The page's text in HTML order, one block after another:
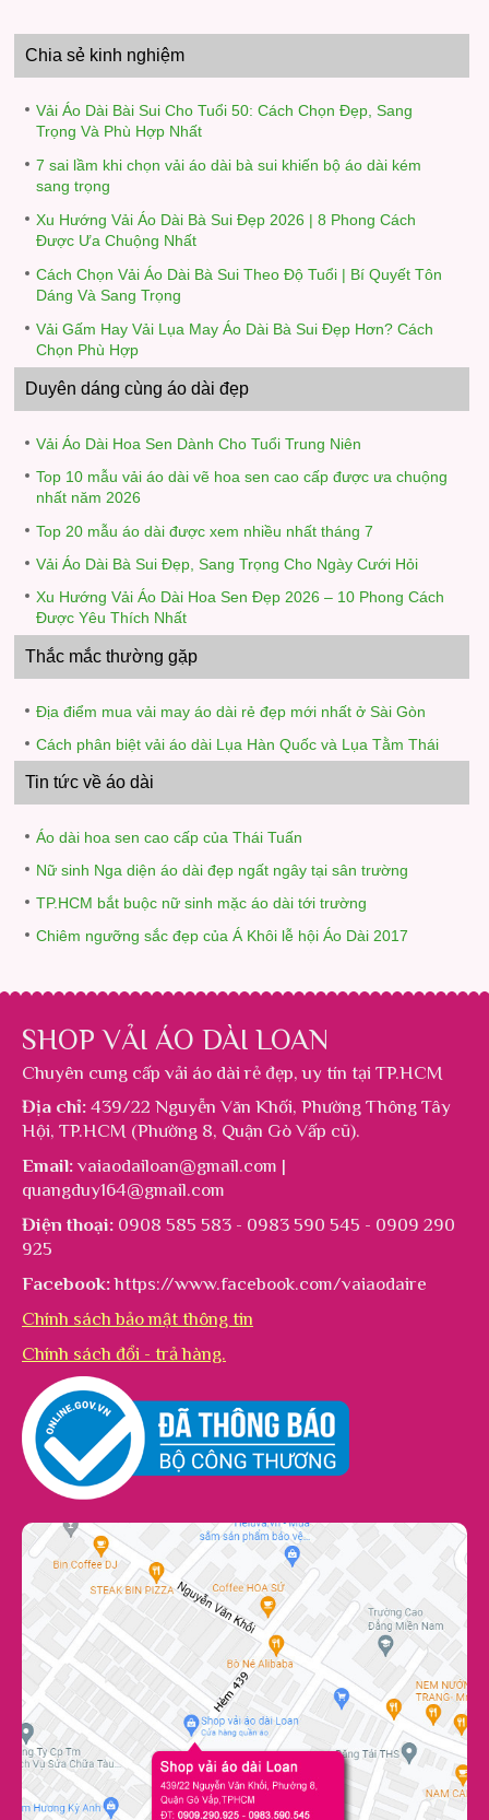
Chia sẻ kinh nghiệm
Vải Áo Dài Bài Sui Cho Tuổi 50: Cách Chọn Đẹp, Sang
Trọng Và Phù Hợp Nhất
7 sai lầm khi chọn vải áo dài bà sui khiến bộ áo dài kém
sang trọng
Xu Hướng Vải Áo Dài Bà Sui Đẹp 2026 | 8 Phong Cách
Được Ưa Chuộng Nhất
Cách Chọn Vải Áo Dài Bà Sui Theo Độ Tuổi | Bí Quyết Tôn
Dáng Và Sang Trọng
Vải Gấm Hay Vải Lụa May Áo Dài Bà Sui Đẹp Hơn? Cách
Chọn Phù Hợp
Duyên dáng cùng áo dài đẹp
Vải Áo Dài Hoa Sen Dành Cho Tuổi Trung Niên
Top 10 mẫu vải áo dài vẽ hoa sen cao cấp được ưa chuộng
nhất năm 2026
Top 20 mẫu áo dài được xem nhiều nhất tháng 7
Vải Áo Dài Bà Sui Đẹp, Sang Trọng Cho Ngày Cưới Hỏi
Xu Hướng Vải Áo Dài Hoa Sen Đẹp 2026 – 10 Phong Cách
Được Yêu Thích Nhất
Thắc mắc thường gặp
Địa điểm mua vải may áo dài rẻ đẹp mới nhất ở Sài Gòn
Cách phân biệt vải áo dài Lụa Hàn Quốc và Lụa Tằm Thái
Tin tức về áo dài
Áo dài hoa sen cao cấp của Thái Tuấn
Nữ sinh Nga diện áo dài đẹp ngất ngây tại sân trường
TP.HCM bắt buộc nữ sinh mặc áo dài tới trường
Chiêm ngưỡng sắc đẹp của Á Khôi lễ hội Áo Dài 2017
SHOP VẢI ÁO DÀI LOAN
Chuyên cung cấp vải áo dài rẻ đẹp, uy tín tại TP.HCM
Địa chỉ: 439/22 Nguyễn Văn Khối, Phường Thông Tây
Hội, TP.HCM (Phường 8, Quận Gò Vấp cũ).
Email: vaiaodailoan@gmail.com |
quangduy164@gmail.com
Điện thoại: 0908 585 583 - 0983 590 545 - 0909 290
925
Facebook: https://www.facebook.com/vaiaodaire
Chính sách bảo mật thông tin
Chính sách đổi - trả hàng.